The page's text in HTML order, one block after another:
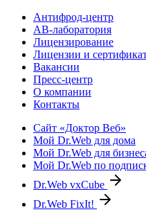
Антифрод-центр
АВ-лаборатория
Лицензирование
Лицензии и
Вакансии
Пресс-центр
О компании
Контакты
Сайт «Доктор Веб»
Мой Dr.Web для дома
Мой Dr.Web для
Мой Dr.Web по
Dr.Web vxCube
Dr.Web FixIt!